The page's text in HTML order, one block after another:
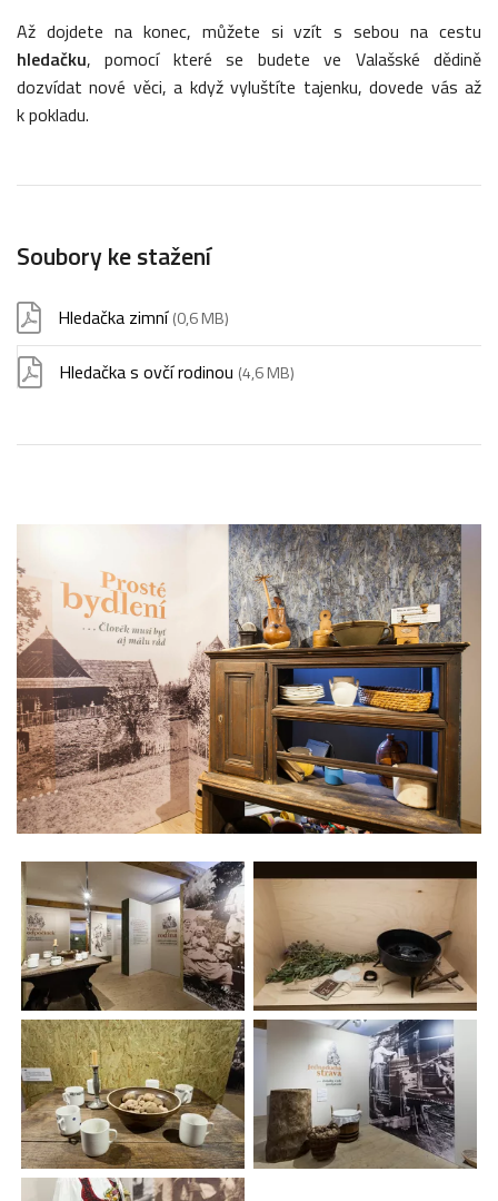
Až dojdete na konec, můžete si vzít s sebou na cestu
hledačku, pomocí které se budete ve Valašské dědině
dozvídat nové věci, a když vyluštíte tajenku, dovede vás až
k pokladu.
Soubory ke stažení
Hledačka zimní(0,6 MB)
Hledačka s ovčí rodinou (4,6 MB)